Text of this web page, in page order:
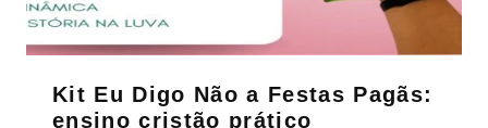
Kit Eu Digo Não a Festas Pagãs:
ensino cristão prático